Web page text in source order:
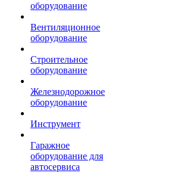
оборудование
Вентиляционное
оборудование
Строительное
оборудование
Железнодорожное
оборудование
Инструмент
Гаражное
оборудование для
автосервиса